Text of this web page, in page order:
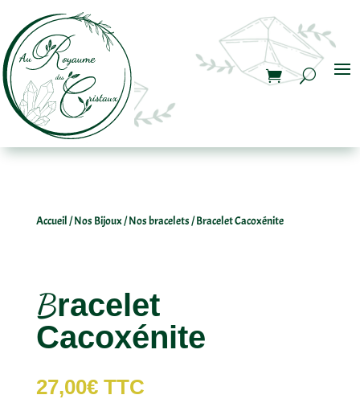
Accueil/Nos Bijoux/Nos bracelets/ Bracelet Cacoxénite
Bracelet
Cacoxénite
27,00€ TTC